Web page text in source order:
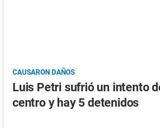
CAUSARON DAÑOS
Luis Petri sufrió un intento
centro y hay 5 detenidos